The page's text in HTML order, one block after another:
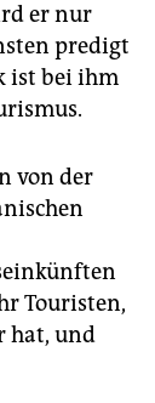
er nur
predigt
ist bei ihm
von der
Touristen,
hat, und